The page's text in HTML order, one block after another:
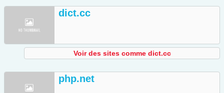
dict.cc
Voir des sites comme dict.cc
php.net